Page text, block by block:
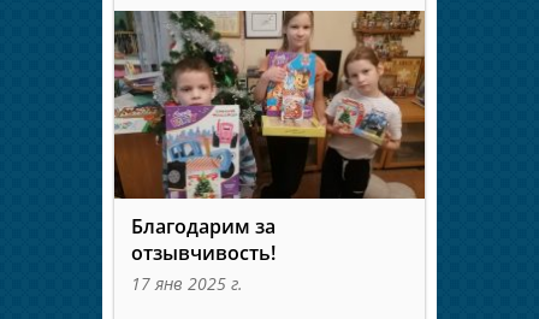
Благодарим за
отзывчивость!
17 янв 2025 г.